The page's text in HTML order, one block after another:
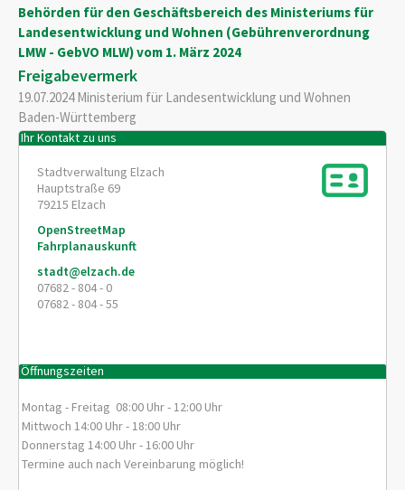
Behörden für den Geschäftsbereich des Ministeriums für
Landesentwicklung und Wohnen (Gebührenverordnung
LMW - GebVO MLW) vom 1. März 2024
Freigabevermerk
19.07.2024 Ministerium für Landesentwicklung und Wohnen
Baden-Württemberg
Ihr Kontakt zu uns
Stadtverwaltung Elzach
Hauptstraße 69
79215 Elzach
OpenStreetMap
Fahrplanauskunft
stadt@elzach.de
07682 - 804 - 0
07682 - 804 - 55
Öffnungszeiten
Montag - Freitag 08:00 Uhr - 12:00 Uhr
Mittwoch 14:00 Uhr - 18:00 Uhr
Donnerstag 14:00 Uhr - 16:00 Uhr
Termine auch nach Vereinbarung möglich!